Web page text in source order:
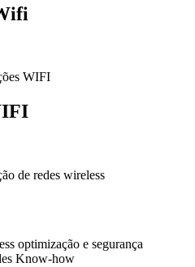
WIFI
de redes wireless
optimização e segurança
Know-how